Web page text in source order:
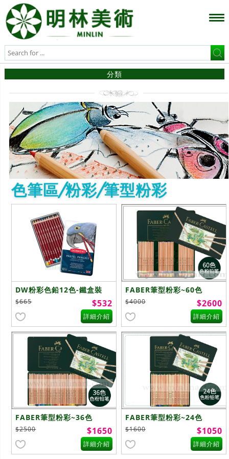
分類
色筆區/粉彩/筆型粉彩
DW粉彩色鉛12色-鐵盒裝
$665 $532
詳細介紹
FABER筆型粉彩~60色
$4000 $2600
詳細介紹
FABER筆型粉彩~36色
$2500 $1650
詳細介紹
FABER筆型粉彩~24色
$1600 $1050
詳細介紹